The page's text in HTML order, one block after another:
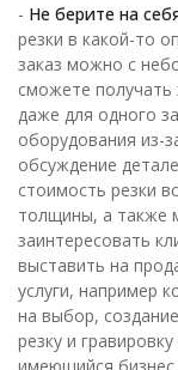
- Не берите на
резки в какой-то
заказ можно с
сможете
даже для одного
оборудования из-
обсуждение
стоимость резки
толщины, а также
заинтересовать
выставить на
услуги, например
на выбор,
резку и
имеющийся бизнес.